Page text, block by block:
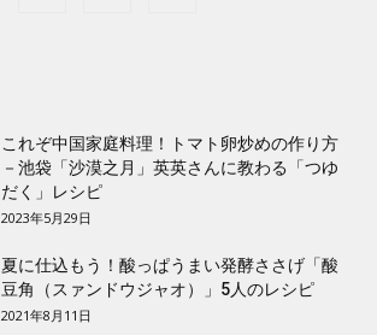
これぞ中国家庭料理！トマト卵炒めの作り方
－池袋「沙漠之月」英英さんに教わる「つゆ
だく」レシピ
2023年5月29日
夏に仕込もう！酸っぱうまい発酵ささげ「酸
豆角（スァンドウジャオ）」5人のレシピ
2021年8月11日